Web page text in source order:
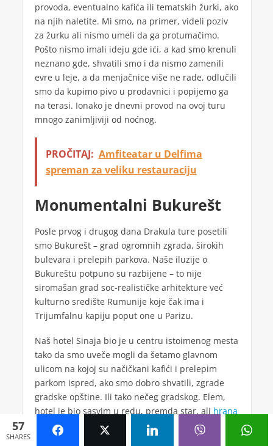
provoda, eventualno kafića ili tematskih žurki, ako
na njih naletite. Mi smo, na primer, videli poziv
za žurku ali nismo umeli da ga protumačimo.
Pošto nismo imali ideju gde ići, a kad smo krenuli
neznano gde, shvatili smo i da nismo zamenili
evre u leje, a da menjačnice više ne rade, odlučili
smo da kupimo pivo u prodavnici i popijemo ga
na terasi. Ionako je dnevni provod na ovoj turu
mnogo zanimljiviji od noćnog.
PROČITAJ: Amfiteatar u Delfima
spreman za veliku restauraciju
Monumentalni Bukurešt
Posle prvog i drugog dana Drakula ture posetili
smo Bukurešt – grad ogromnih zgrada, širokih
bulevara i prelepih parkova. Naše iluzije o
Bukureštu potpuno su razbijene – to nije
siromašan grad soc-realističke arhitekture već
kulturno središte Rumunije koje čak ima i
Trijumfalnu kapiju poput one u Parizu.
Naš hotel Sinaja bio je u centru istoimenog mesta
tako da smo uveče mogli da šetamo glavnom
ulicom na kojoj su načičkani kafići i prelepim
parkom ispred, ako smo dobro shvatili, zgrade
gradske opštine. Ili tako nečeg gradskog. Elem,
hotel je bio sasvim u redu, premda star, ali hrana
je bila sjajna
, i nema osobe koja se nije vraćala
bar nekoliko puta po još.
Zgrada rumunskog
57
SHARES